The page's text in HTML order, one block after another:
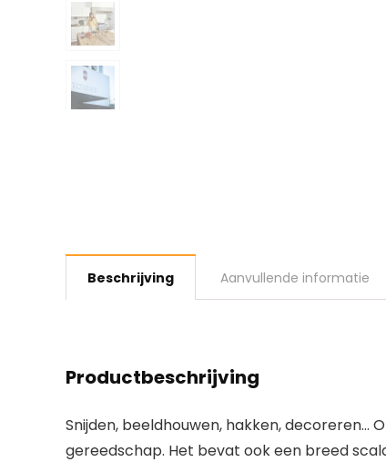
Beschrijving Aanvullende informatie
Productbeschrijving
Snijden, beeldhouwen, hakken, decoreren…
gereedschap. Het bevat ook een breed